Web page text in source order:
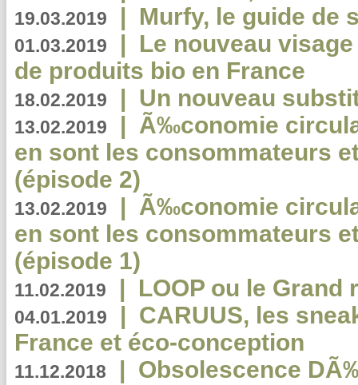
19.03.2019 | Murfy, le guide de
01.03.2019 | Le nouveau
de produits bio en France
18.02.2019 | Un nouveau
13.02.2019 | Ã‰conomie
en sont les consommateurs
(épisode 2)
13.02.2019 | Ã‰conomie
en sont les consommateurs
(épisode 1)
11.02.2019 | LOOP ou le Grand
04.01.2019 | CARUUS, les
France et éco-conception
11.12.2018 | Obsolescence